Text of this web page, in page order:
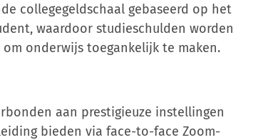
collegegeldschaal gebaseerd op het
waardoor studieschulden worden
onderwijs toegankelijk te maken.
aan prestigieuze instellingen
bieden via face-to-face Zoom-